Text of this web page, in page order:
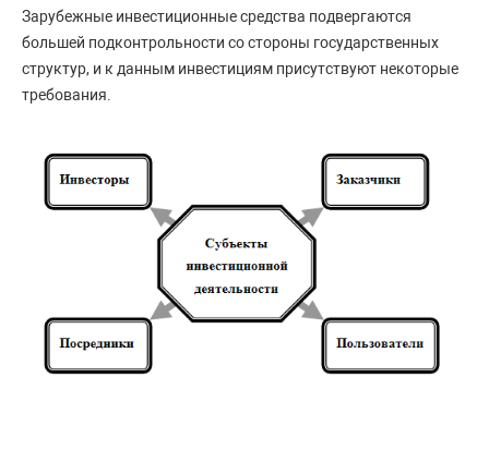
Зарубежные инвестиционные средства подвергаются
большей подконтрольности со стороны государственных
структур, и к данным инвестициям присутствуют некоторые
требования.